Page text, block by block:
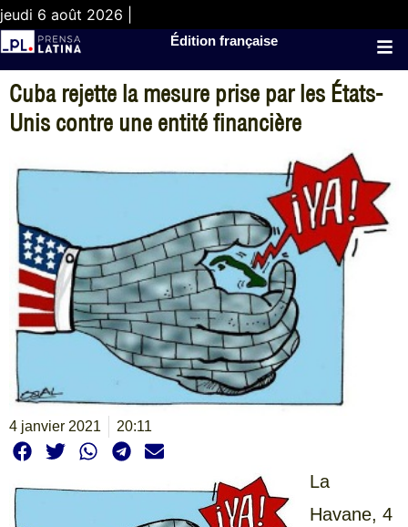
jeudi 6 août 2026 |
Édition française
Cuba rejette la mesure prise par les États-
Unis contre une entité financière
4 janvier 2021 20:11
La
Havane, 4